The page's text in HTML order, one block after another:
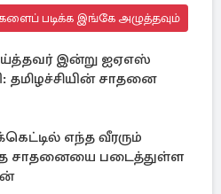
படிக்க இங்கே அழுத்தவும்
இன்று ஐஏஎஸ்
தமிழச்சியின் சாதனை
எந்த வீரரும்
சாதனையை படைத்துள்ள